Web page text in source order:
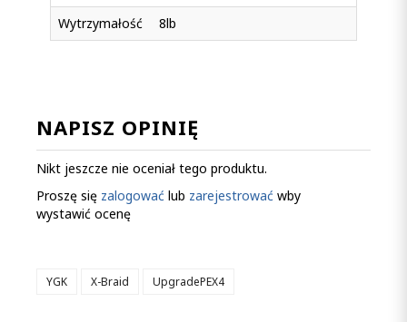
Wytrzymałość
8lb
NAPISZ OPINIĘ
Nikt jeszcze nie oceniał tego produktu.
Proszę się zalogować lub zarejestrować wby
wystawić ocenę
YGK X-Braid UpgradePEX4